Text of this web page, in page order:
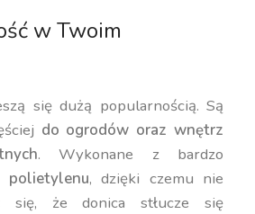
w Twoim
się dużą popularnością. Są
do ogrodów oraz wnętrz
. Wykonane z bardzo
polietylenu, dzięki czemu nie
się, że donica stłucze się